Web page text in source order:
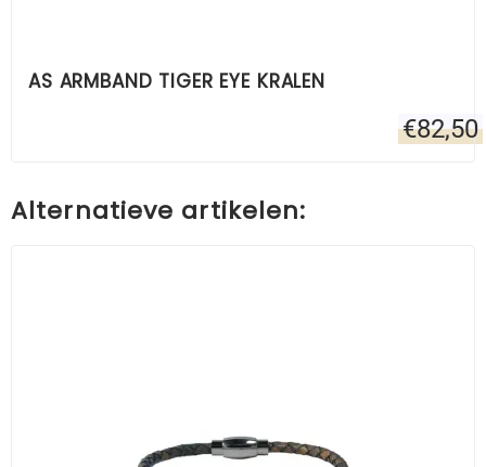
AS ARMBAND TIGER EYE KRALEN
€82,50
Alternatieve artikelen: